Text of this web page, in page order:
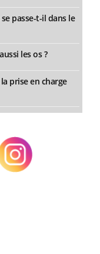
passe-t-il dans le
les os ?
prise en charge